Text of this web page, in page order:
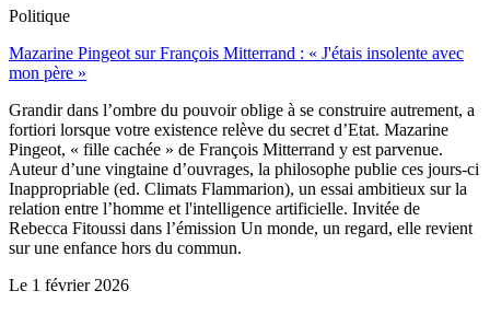
Politique
Mazarine Pingeot sur François Mitterrand : « J'étais insolente avec
mon père »
Grandir dans l’ombre du pouvoir oblige à se construire autrement, a
fortiori lorsque votre existence relève du secret d’Etat. Mazarine
Pingeot, « fille cachée » de François Mitterrand y est parvenue.
Auteur d’une vingtaine d’ouvrages, la philosophe publie ces jours-ci
Inappropriable (ed. Climats Flammarion), un essai ambitieux sur la
relation entre l’homme et l'intelligence artificielle. Invitée de
Rebecca Fitoussi dans l’émission Un monde, un regard, elle revient
sur une enfance hors du commun.
Le 1 février 2026